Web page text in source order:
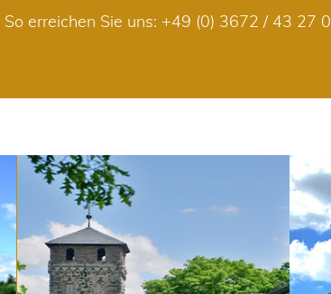
So erreichen Sie uns: +49 (0) 3672 / 43 27 0